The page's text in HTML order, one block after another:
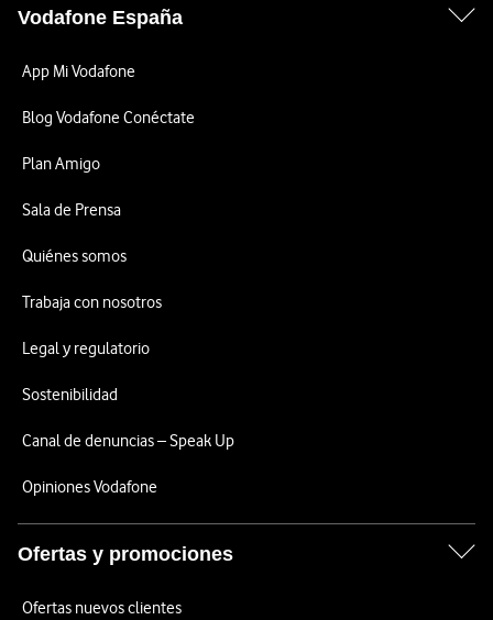
Vodafone España
App Mi Vodafone
Blog Vodafone Conéctate
Plan Amigo
Sala de Prensa
Quiénes somos
Trabaja con nosotros
Legal y regulatorio
Sostenibilidad
Canal de denuncias – Speak Up
Opiniones Vodafone
Ofertas y promociones
Ofertas nuevos clientes